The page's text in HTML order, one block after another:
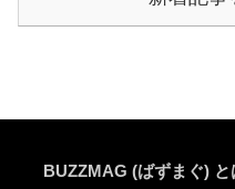
BUZZMAG (ばずまぐ)